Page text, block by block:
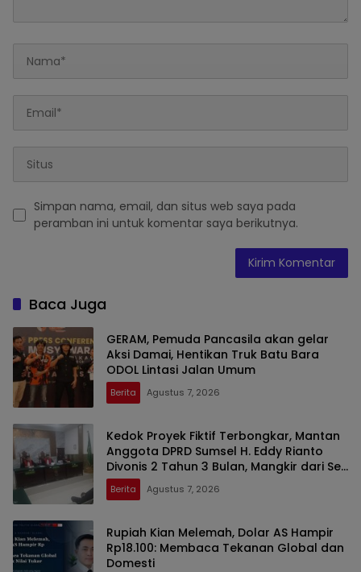
Simpan nama, email, dan situs web saya pada
peramban ini untuk komentar saya berikutnya.
Baca Juga
GERAM, Pemuda Pancasila akan gelar
Aksi Damai, Hentikan Truk Batu Bara
ODOL Lintasi Jalan Umum
Berita Agustus 7, 2026
Kedok Proyek Fiktif Terbongkar, Mantan
Anggota DPRD Sumsel H. Eddy Rianto
Divonis 2 Tahun 3 Bulan, Mangkir dari Sel
Nyatakan Banding
Berita Agustus 7, 2026
Rupiah Kian Melemah, Dolar AS Hampir
Rp18.100: Membaca Tekanan Global dan
Domesti